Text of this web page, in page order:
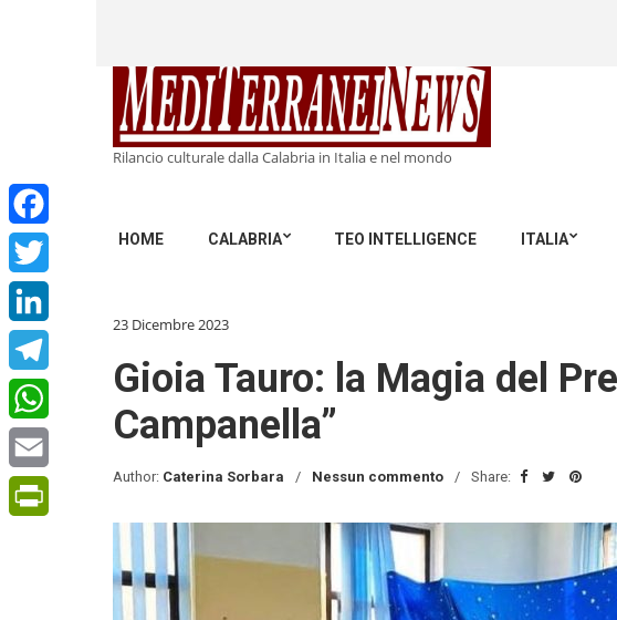
Rilancio culturale dalla Calabria in Italia e nel mondo
HOME CALABRIA TEO INTELLIGENCE ITALIA
Facebook
Twitter
LinkedIn
Telegram
WhatsApp
Email
23 Dicembre 2023
Gioia Tauro: la Magia del
Campanella”
Author: Caterina Sorbara Nessun commento Share: